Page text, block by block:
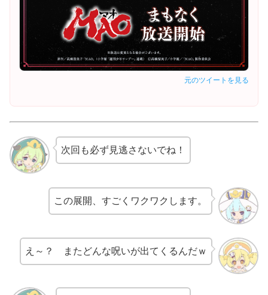
元のツイートを見る
次回も必ず見逃さないでね！
この展開、すごくワクワクします。
え～？ またどんな呪いが出てくるんだｗ